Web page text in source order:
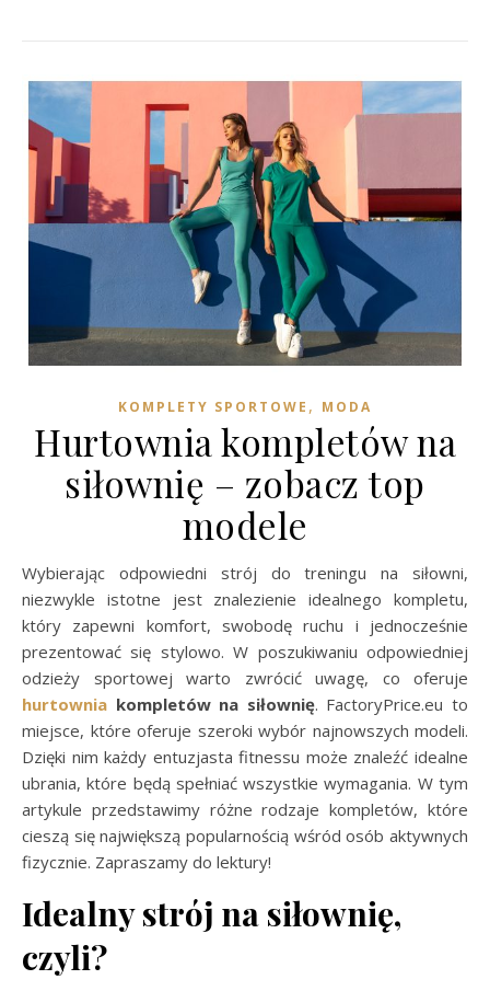
KOMPLETY SPORTOWE , MODA
Hurtownia kompletów na
siłownię – zobacz top
modele
Wybierając odpowiedni strój do treningu na siłowni,
niezwykle istotne jest znalezienie idealnego kompletu,
który zapewni komfort, swobodę ruchu i jednocześnie
prezentować się stylowo. W poszukiwaniu odpowiedniej
odzieży sportowej warto zwrócić uwagę, co oferuje
hurtownia kompletów na siłownię. FactoryPrice.eu to
miejsce, które oferuje szeroki wybór najnowszych modeli.
Dzięki nim każdy entuzjasta fitnessu może znaleźć idealne
ubrania, które będą spełniać wszystkie wymagania. W tym
artykule przedstawimy różne rodzaje kompletów, które
cieszą się największą popularnością wśród osób aktywnych
fizycznie. Zapraszamy do lektury!
Idealny strój na siłownię,
czyli?